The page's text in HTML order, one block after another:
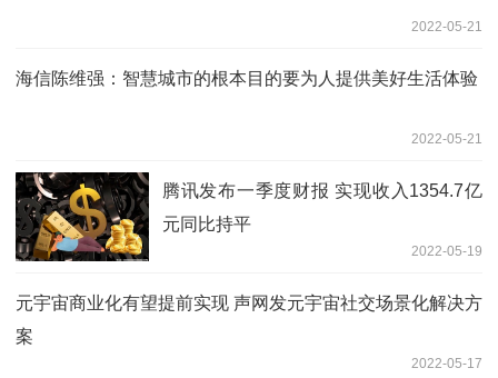
2022-05-21
海信陈维强：智慧城市的根本目的要为人提供美好生活体验
2022-05-21
腾讯发布一季度财报 实现收入1354.7亿
元同比持平
2022-05-19
元宇宙商业化有望提前实现 声网发元宇宙社交场景化解决方
案
2022-05-17